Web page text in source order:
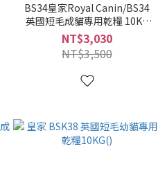
BS34皇家Royal Canin/BS34
英國短毛成貓專用乾糧 10KG
(3182550756464)
NT$3,030
NT$3,500